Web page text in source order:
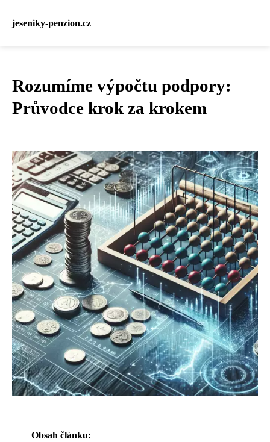
jeseniky-penzion.cz
Rozumíme výpočtu podpory:
Průvodce krok za krokem
Obsah článku: